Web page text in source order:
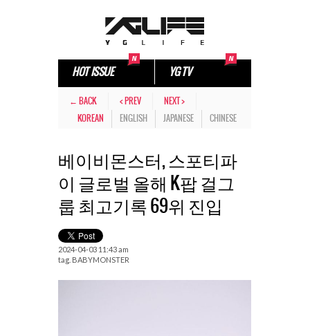
HOT ISSUE YG TV
← BACK < PREV
NEXT >
KOREAN
ENGLISH JAPANESE CHINESE
베이비몬스터, 스포티파
이 글로벌 올해 K팝 걸그
룹 최고기록 69위 진입
2024-04-03 11:43 am
tag. BABYMONSTER